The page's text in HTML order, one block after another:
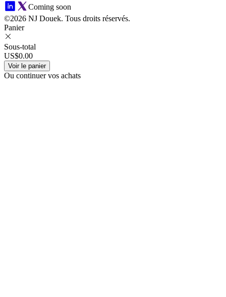
Coming soon
©2026 NJ Douek. Tous droits réservés.
Panier
Sous-total
US$0.00
Voir le panier
Ou continuer vos achats